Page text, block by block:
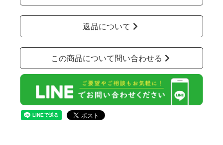
返品について
この商品について問い合わせる